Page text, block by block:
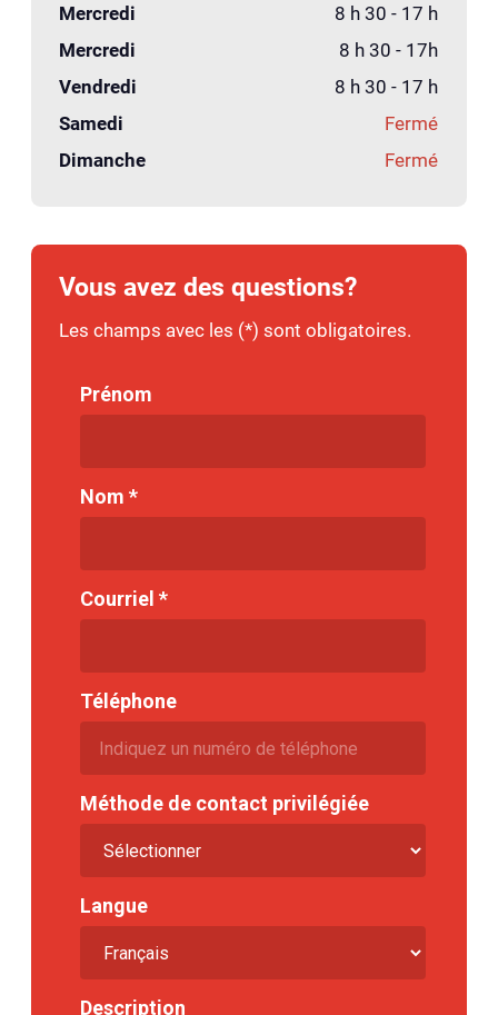
Mercredi
8 h 30 - 17 h
Mercredi
8 h 30 - 17h
Vendredi
8 h 30 - 17 h
Samedi
Fermé
Dimanche
Fermé
Vous avez des questions?
Les champs avec les (*) sont obligatoires.